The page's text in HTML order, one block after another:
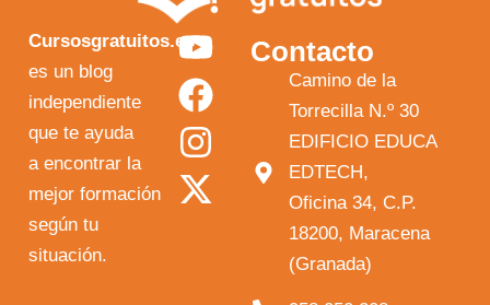
Cursosgratuitos.es
es un blog
independiente
que te ayuda
a encontrar la
mejor formación
según tu
situación.
Y
o
u
t
u
F
a
c
e
b
I
n
s
t
a
X
-
t
w
i
Contacto
Camino de la
Torrecilla N.º 30
EDIFICIO EDUCA
EDTECH,
Oficina 34, C.P.
18200, Maracena
(Granada)